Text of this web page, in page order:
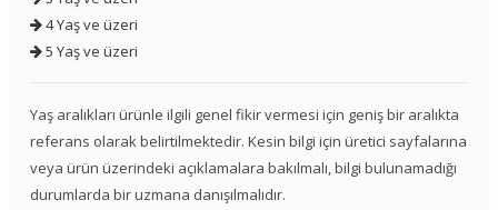
4 Yaş ve üzeri
5 Yaş ve üzeri
Yaş aralıkları ürünle ilgili genel fikir vermesi için geniş bir aralıkta
referans olarak belirtilmektedir. Kesin bilgi için üretici sayfalarına
veya ürün üzerindeki açıklamalara bakılmalı, bilgi bulunamadığı
durumlarda bir uzmana danışılmalıdır.